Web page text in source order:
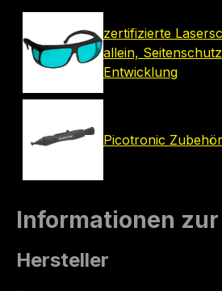
zertifizierte
allein,
Entwicklung
Picotronic
Informationen
Hersteller